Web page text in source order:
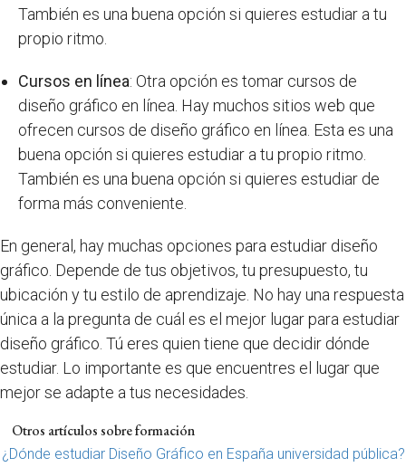
También es una buena opción si quieres estudiar a tu
propio ritmo.
Cursos en línea: Otra opción es tomar cursos de
diseño gráfico en línea. Hay muchos sitios web que
ofrecen cursos de diseño gráfico en línea. Esta es una
buena opción si quieres estudiar a tu propio ritmo.
También es una buena opción si quieres estudiar de
forma más conveniente.
En general, hay muchas opciones para estudiar diseño
gráfico. Depende de tus objetivos, tu presupuesto, tu
ubicación y tu estilo de aprendizaje. No hay una respuesta
única a la pregunta de cuál es el mejor lugar para estudiar
diseño gráfico. Tú eres quien tiene que decidir dónde
estudiar. Lo importante es que encuentres el lugar que
mejor se adapte a tus necesidades.
Otros artículos sobre formación
¿Dónde estudiar Diseño Gráfico en España universidad pública?